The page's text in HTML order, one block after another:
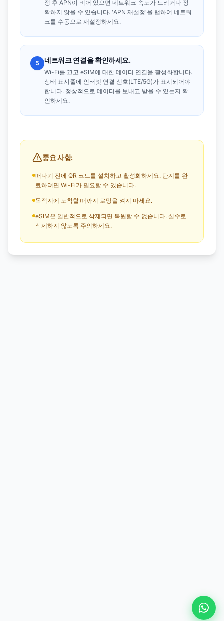
정 후 APN이 비어 있으면 네트워크 속도가 느리거나 정
확하지 않을 수 있습니다. 'APN 재설정'을 탭하여 네트워
크를 수동으로 재설정하세요.
5 네트워크 연결을 확인하세요.
Wi-Fi를 끄고 eSIM에 대한 데이터 연결을 활성화합니다.
상태 표시줄에 인터넷 연결 신호(LTE/5G)가 표시되어야
합니다. 정상적으로 데이터를 보내고 받을 수 있는지 확
인하세요.
중요 사항:
떠나기 전에 QR 코드를 설치하고 활성화하세요. 단계를 완
료하려면 Wi-Fi가 필요할 수 있습니다.
목적지에 도착할 때까지 로밍을 켜지 마세요.
eSIM은 일반적으로 삭제되면 복원할 수 없습니다. 실수로
삭제하지 않도록 주의하세요.